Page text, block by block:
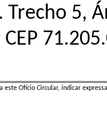
Trecho 5,
CEP
este Ofício Circular, indicar